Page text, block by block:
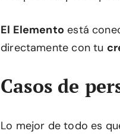
El Elemento está
directamente con tu
Casos de
Lo mejor de todo es